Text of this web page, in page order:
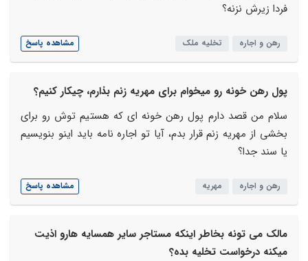
فردا زیرش نزنه؟
رهن و اجاره تخلیه ملک مشاهده پاسخ
پول رهن خونه رو میخوام برای مهریه زنم بذارم، چیکار کنیم؟
سلام من قصد دارم پول رهن خونه ای که هستیم توش رو برای
بخشی از مهریه زنم قرار بدم، آیا تو اجاره نامه باید اینو بنویسیم
یا سند جدا؟
رهن و اجاره مهریه مشاهده پاسخ
مالک می تونه بخاطر اینکه مستاجر سایر همسایه هارو اذیت
میکنه درخواست تخلیه بده؟